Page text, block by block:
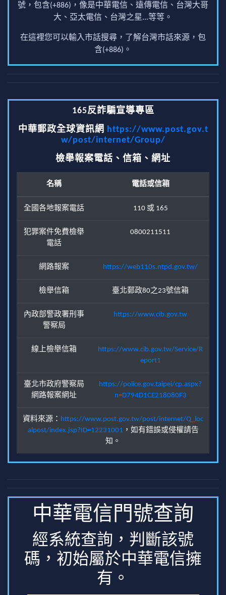
號，包含(+886)，像是中華電信、遠傳電信、台灣大哥
大、亞太電信、台灣之星...等等。
在這裡您可以輸入市話搜尋，了解台灣市話來源，包
含(+886)。
165反詐騙宣導專區
中華郵政全球資訊網 https://www.post.gov.t
w/post/internet/Group/
檢舉報案電話、信箱、網址
名稱 電話或信箱
全國各地報案電話 110 或 165
犯罪案件免費檢舉
電話
0800211511
網路報案 https://web110s.ntpd.gov.tw/
檢舉信箱 臺北郵政80之23號信箱
內政部警政署刑事
警察局
https://www.cib.gov.tw
線上檢舉信箱
https://www.cib.gov.tw/Service/R
eport1
臺北市政府警察局
網路報案網址
https://police.gov.taipei/cp.aspx?
n=D794D1CE218080F3
資料來源： https://www.post.gov.tw/post/internet/Q_loc
alpost/index.jsp?ID=12231001 ，如有錯誤或侵權請告
知。
中華電信門號查詢
經系統查詢，判斷該號
碼，初始屬於中華電信擁
有。